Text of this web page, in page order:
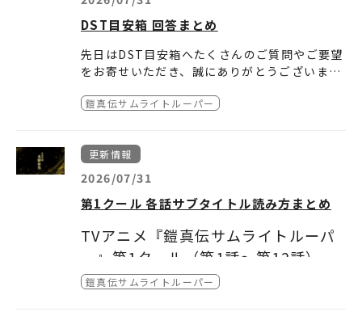
com/product/100000009004275251
●Amazon.co.jp（ https://www.amazon.c
●HMV＆BOOKS-online（https://www.hm
v.co.jp/product/detail/17116100）
●ビックカメラ（https://www.biccamera.c
om/bc/item/15308874
com/product_detail.aspx?sku=10213525
9）
●セブンネットショッピング（
omni7.jp/detail/1400991088）
ます。
※特典詳細に関しましては、各店舗様までお問
第3巻のご予約は
第4巻のご予約はコチラから
ます。
※枚数制限：お一人様2枚まで
ただけません。
■チケット購入方法：＜チケットぴあ＞にて販
★先行抽選販売「プレリザーブ」
受付URL：https://w.pia.jp/t/s-cry-ed/
9
≪先行抽選販売に関する注意事項≫
※チケットのお申込は、お一人様2枚までとさ
せていただきます。
※チケット当選後の変更・払戻は出来ません。
※プレリザーブとは、事前のお申し込みの後、
チケットを購入できるサービスです。
※必ずしも優先的に良いお席をご用意するもの
ではありません。
★一般販売
※先着順のため無くなり次第終了
≪一般発売に関する注意事項≫
※インターネットでお求めいただけます。
※ご利用可能な引取方法は、セブンイレブン、
・バンダイチャンネル
m/
・DMM TV
■都度課金配信
・バンダイチャンネルhttps://www.b-ch.co
m/
ket.jp/
・Prime Video
p/AmazonVideo
・music.jphttps://music-book.jp/
・Youtube（レンタル）https://www.youtu
be.com/feed/storefront
・ムービーフル
https://mfplus.jp/
装甲騎兵ボトムズ VOL.II HIGHLIGHTS FROM
THE”A.T.VOTOMS”
装甲騎兵ボトムズ ザ・ラストレッドショルダー
装甲騎兵ボトムズ 赫奕たる異端
装甲騎兵ボトムズ ビッグバトル
装甲騎兵ボトムズ レッドショルダードキュメン
ト 野望のルーツ
装甲騎兵ボトムズ クメン
装甲騎兵ボトムズ サンサ
装甲騎兵ボトムズ クエント
装甲騎兵ボトムズ ペールゼン・ファイルズ
装甲騎兵ボトムズ ペールゼン・ファイルズ 劇
場版
装甲騎兵ボトムズ 孤影再び
ボトムズファインダー
DST目安箱 回答まとめ
先日はDST目安箱へたくさんのご質問やご要望
をお寄せいただき、誠にありがとうございまし
報担当が順次お答えしてまいります。
い。
回答Vol.1
第1クールサブタイトル読み方一覧
回答Vol.2
キャラクタープロフィールまとめ
回答Vol.3
グッズページはこちら
鎧真伝サムライトルーパー
更新情報
2026/07/31
第1クール 各話サブタイトル読み方まとめ
TVアニメ『鎧真伝サムライトルーパ
ー』第1クール（第1話～第12話）各
話サブタイトル読み方まとめ
鎧真伝サムライトルーパー